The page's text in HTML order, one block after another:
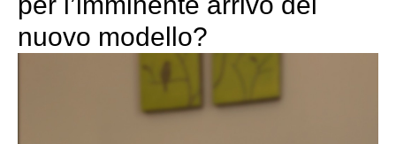
nuovo modello?